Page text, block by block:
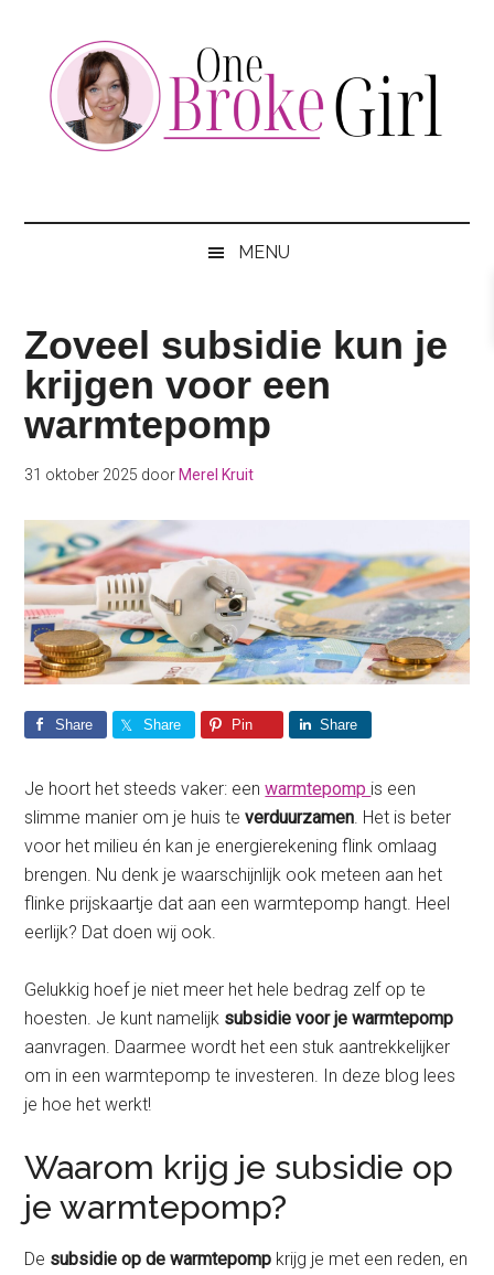
content
secondary
MENU
Zoveel subsidie kun je
krijgen voor een
warmtepomp
31 oktober 2025 door Merel Kruit
Share Share Pin Share
Je hoort het steeds vaker: eenwarmtepomp is een
slimme manier om je huis teverduurzamen. Het is beter
voor het milieu én kan je energierekening flink omlaag
brengen. Nu denk je waarschijnlijk ook meteen aan het
flinke prijskaartje dat aan een warmtepomp hangt. Heel
eerlijk? Dat doen wij ook.
Gelukkig hoef je niet meer het hele bedrag zelf op te
hoesten. Je kunt namelijk subsidie voor je warmtepomp
aanvragen. Daarmee wordt het een stuk aantrekkelijker
om in een warmtepomp te investeren. In deze blog lees
je hoe het werkt!
Waarom krijg je subsidie op
je warmtepomp?
De subsidie op de warmtepomp krijg je met een reden, en